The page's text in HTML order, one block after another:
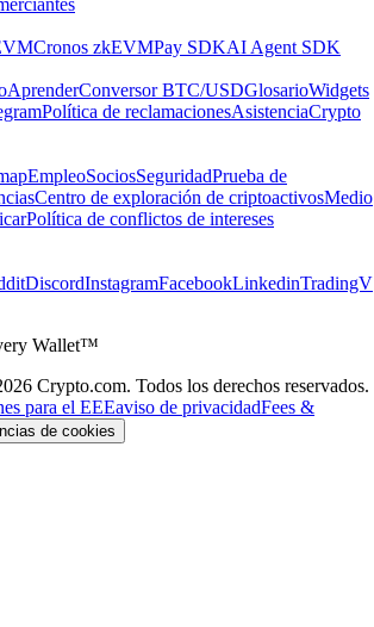
Cronos zkEVMPay SDKAI Agent SDK
AprenderConversor BTC/USDGlosarioWidgets
Política de reclamacionesAsistenciaCrypto
EmpleoSociosSeguridadPrueba de
Centro de exploración de criptoactivosMedio
Política de conflictos de intereses
DiscordInstagramFacebookLinkedinTradingV
Wallet™
Crypto.com. Todos los derechos reservados.
para el EEEaviso de privacidadFees &
de cookies